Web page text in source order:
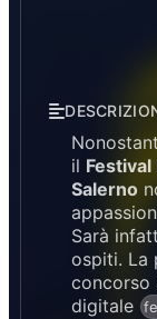
il
Salerno
Sarà
ospiti. La
concorso
digitale